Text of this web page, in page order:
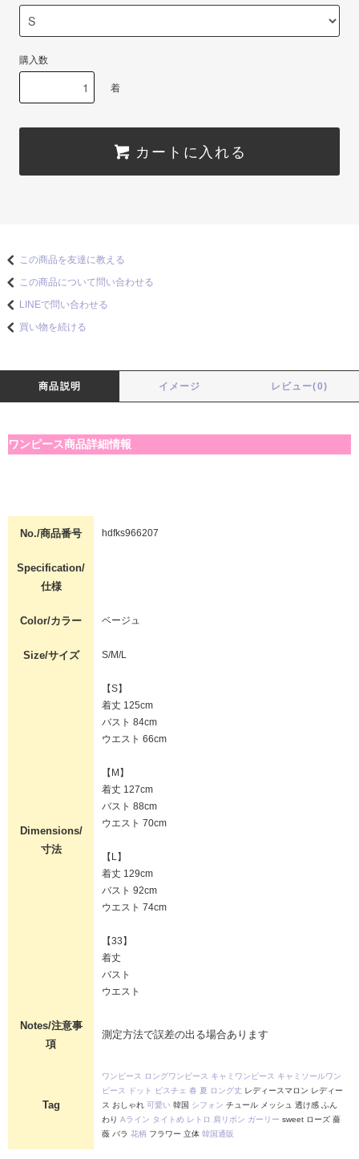
購入数
着
カートに入れる
この商品を友達に教える
この商品について問い合わせる
LINEで問い合わせる
買い物を続ける
商品説明 イメージ レビュー(0)
ワンピース商品詳細情報
No./商品番号 hdfks966207
Specification/
仕様
Color/カラー ベージュ
Size/サイズ S/M/L
Dimensions/
寸法
【S】
着丈 125cm
バスト 84cm
ウエスト 66cm
【M】
着丈 127cm
バスト 88cm
ウエスト 70cm
【L】
着丈 129cm
バスト 92cm
ウエスト 74cm
【33】
着丈
バスト
ウエスト
Notes/注意事
項
測定方法で誤差の出る場合あります
Tag
ワンピース ロングワンピース キャミワンピース キャミソールワン
ピース
ドット ビスチェ 春 夏 ロング丈 レディースマロン レディー
ス おしゃれ 可愛い 韓国 シフォン チュール メッシュ 透け感 ふん
わり Aライン タイトめ レトロ 肩リボン ガーリー sweet ローズ 薔
薇 バラ 花柄 フラワー 立体 韓国通販